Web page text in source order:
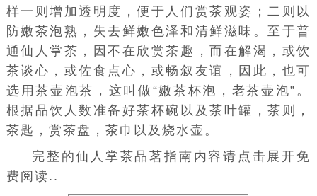
样一则增加透明度，便于人们赏茶观姿；二则以
防嫩茶泡熟，失去鲜嫩色泽和清鲜滋味。至于普
通仙人掌茶，因不在欣赏茶趣，而在解渴，或饮
茶谈心，或佐食点心，或畅叙友谊，因此，也可
选用茶壶泡茶，这叫做“嫩茶杯泡，老茶壶泡”。
根据品饮人数准备好茶杯碗以及茶叶罐 ，茶则
，
茶匙 ，赏茶盘 ， 茶巾 以及烧水壶。
完整的仙人掌茶品茗指南内容请点击展开免
费阅读..